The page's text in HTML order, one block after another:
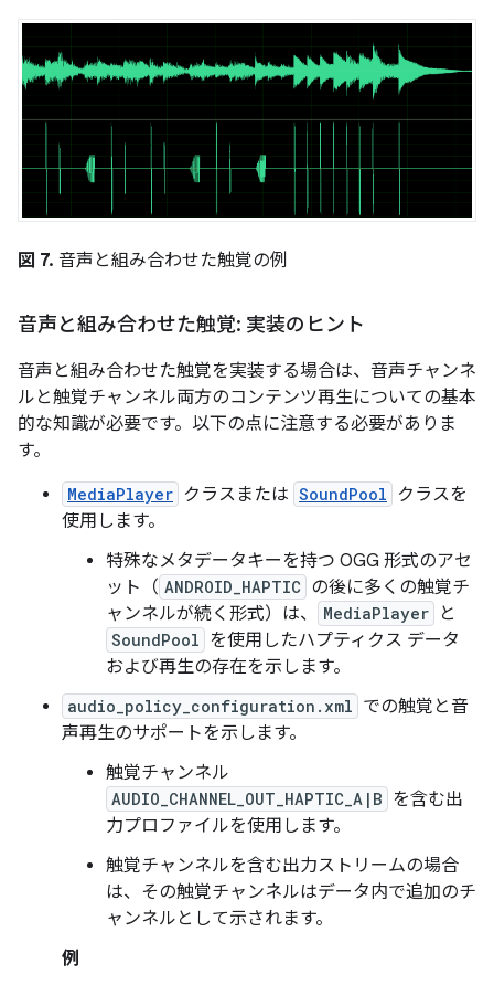
図 7. 音声と組み合わせた触覚の例
音声と組み合わせた触覚: 実装のヒント
音声と組み合わせた触覚を実装する場合は、音声チャンネ
ルと触覚チャンネル両方のコンテンツ再生についての基本
的な知識が必要です。以下の点に注意する必要がありま
す。
MediaPlayer クラスまたは SoundPool
クラスを
使用します。
特殊なメタデータキーを持つ OGG 形式のアセ
ット（ ANDROID_HAPTIC の後に多くの触覚チ
ャンネルが続く形式）は、
MediaPlayer と
SoundPool を使用したハプティクス データ
および再生の存在を示します。
audio_policy_configuration.xml での触覚と音
声再生のサポートを示します。
触覚チャンネル
AUDIO_CHANNEL_OUT_HAPTIC_A|B を含む出
力プロファイルを使用します。
触覚チャンネルを含む出力ストリームの場合
は、その触覚チャンネルはデータ内で追加のチ
ャンネルとして示されます。
例